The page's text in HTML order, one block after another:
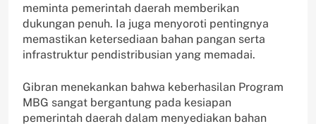
meminta pemerintah daerah memberikan
dukungan penuh. Ia juga menyoroti pentingnya
memastikan ketersediaan bahan pangan serta
infrastruktur pendistribusian yang memadai.
Gibran menekankan bahwa keberhasilan Program
MBG sangat bergantung pada kesiapan
pemerintah daerah dalam menyediakan bahan